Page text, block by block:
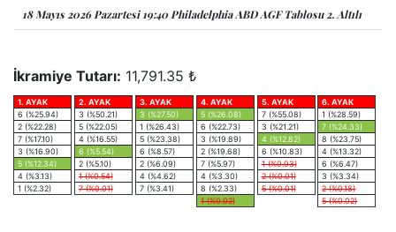
18 Mayıs 2026 Pazartesi 19:40 Philadelphia ABD AGF Tablosu 2. Altılı
İkramiye Tutarı: 11,791.35 ₺
1. AYAK
6 (%25.94)
2 (%22.28)
7 (%17.10)
3 (%16.90)
5 (%12.34)
4 (%3.13)
1 (%2.32)
2. AYAK
3 (%50.21)
5 (%22.05)
4 (%16.55)
6 (%5.54)
2 (%5.10)
1 (%0.54)
7 (%0.01)
3. AYAK
3 (%27.50)
1 (%26.43)
5 (%23.38)
6 (%8.57)
2 (%6.09)
4 (%4.62)
7 (%3.41)
4. AYAK
5 (%26.08)
6 (%22.73)
3 (%19.89)
2 (%19.68)
7 (%5.97)
4 (%3.30)
8 (%2.33)
1 (%0.02)
5. AYAK
7 (%55.08)
3 (%21.21)
4 (%12.82)
6 (%10.83)
1 (%0.03)
2 (%0.01)
5 (%0.01)
6. AYAK
1 (%28.59)
7 (%24.33)
8 (%23.75)
4 (%13.32)
6 (%6.47)
3 (%3.34)
2 (%0.18)
5 (%0.02)